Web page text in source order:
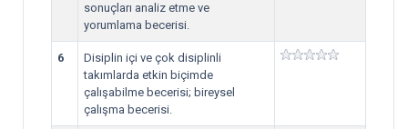
sonuçları analiz etme ve
yorumlama becerisi.
6
Disiplin içi ve çok disiplinli
takımlarda etkin biçimde
çalışabilme becerisi; bireysel
çalışma becerisi.